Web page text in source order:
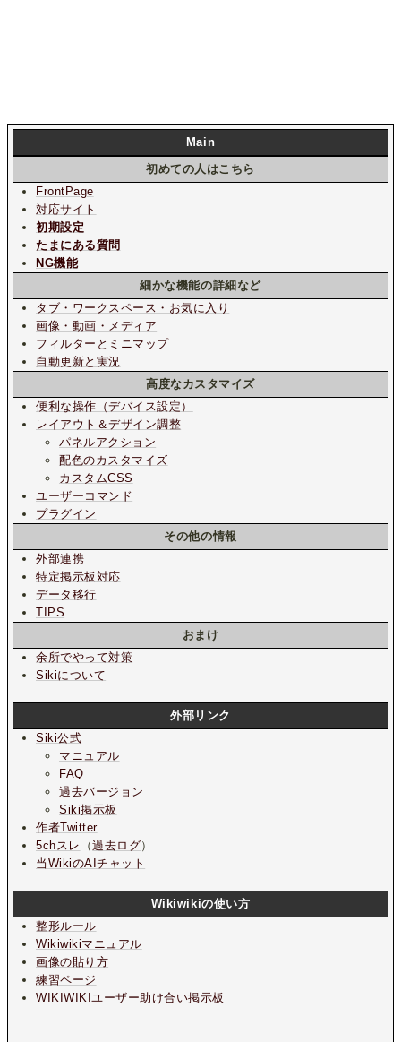
Main
初めての人はこちら
FrontPage
対応サイト
初期設定
たまにある質問
NG機能
細かな機能の詳細など
タブ・ワークスペース・お気に入り
画像・動画・メディア
フィルターとミニマップ
自動更新と実況
高度なカスタマイズ
便利な操作（デバイス設定）
レイアウト＆デザイン調整
パネルアクション
配色のカスタマイズ
カスタムCSS
ユーザーコマンド
プラグイン
その他の情報
外部連携
特定掲示板対応
データ移行
TIPS
おまけ
余所でやって対策
Sikiについて
外部リンク
Siki公式
マニュアル
FAQ
過去バージョン
Siki掲示板
作者Twitter
5chスレ
（過去ログ）
当WikiのAIチャット
Wikiwikiの使い方
整形ルール
Wikiwikiマニュアル
画像の貼り方
練習ページ
WIKIWIKIユーザー助け合い掲示板